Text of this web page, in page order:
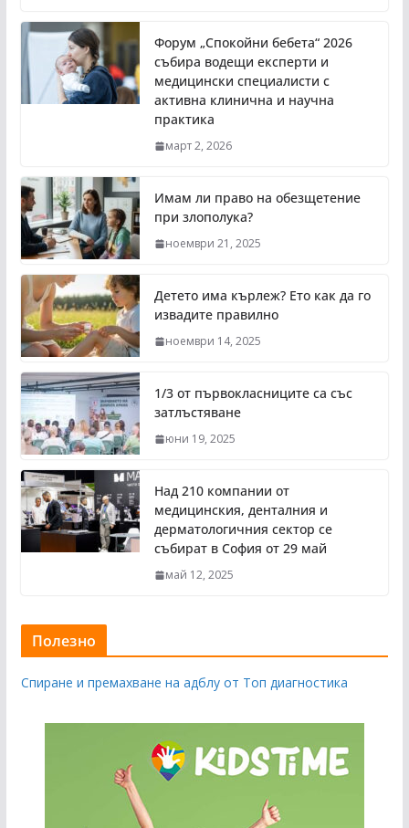
Форум „Спокойни бебета“ 2026
събира водещи експерти и
медицински специалисти с
активна клинична и научна
практика
март 2, 2026
Имам ли право на обезщетение
при злополука?
ноември 21, 2025
Детето има кърлеж? Ето как да го
извадите правилно
ноември 14, 2025
1/3 от първокласниците са със
затлъстяване
юни 19, 2025
Над 210 компании от
медицинския, денталния и
дерматологичния сектор се
събират в София от 29 май
май 12, 2025
Полезно
Спиране и премахване на адблу от Топ диагностика